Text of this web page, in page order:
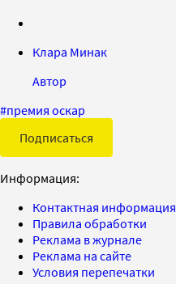
Клара Минак
Автор
#премия оскар
Подписаться
Информация:
Контактная информация
Правила обработки
Реклама в журнале
Реклама на сайте
Условия перепечатки